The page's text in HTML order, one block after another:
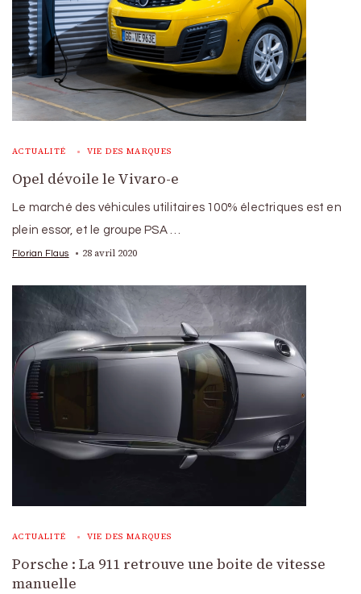
ACTUALITÉ VIE DES MARQUES
Opel dévoile le Vivaro-e
Le marché des véhicules utilitaires 100% électriques est en
plein essor, et le groupe PSA …
Florian Flaus 28 avril 2020
ACTUALITÉ VIE DES MARQUES
Porsche : La 911 retrouve une boite de vitesse
manuelle